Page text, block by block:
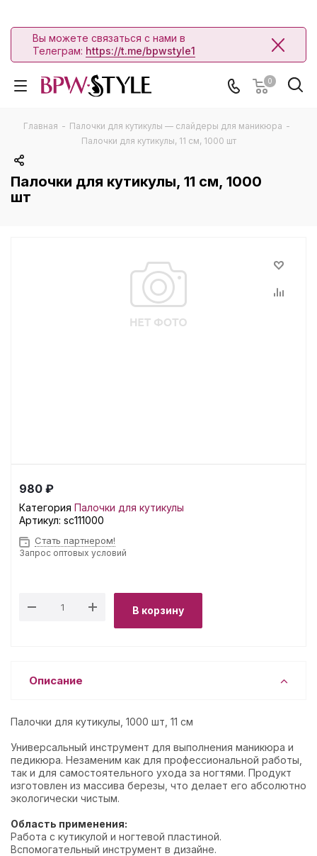
Вы можете связаться с нами в
Телеграм: https://t.me/bpwstyle1
0
Главная - Палочки для кутикулы — слайдеры для маникюра -
Палочки для кутикулы, 11 см, 1000 шт
Палочки для кутикулы, 11 см, 1000
шт
980 ₽
Категория Палочки для кутикулы
Артикул: sc111000
Стать партнером!
Запрос оптовых условий
В корзину
Описание
Палочки для кутикулы, 1000 шт, 11 см
Универсальный инструмент для выполнения маникюра и
педикюра. Незаменим как для профессиональной работы,
так и для самостоятельного ухода за ногтями. Продукт
изготовлен из массива березы, что делает его абсолютно
экологически чистым.
Область применения:
Работа с кутикулой и ногтевой пластиной.
Вспомогательный инструмент в дизайне.